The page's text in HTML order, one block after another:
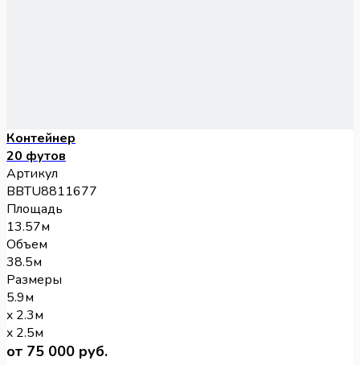
Контейнер
20 футов
Артикул
BBTU8811677
Площадь
13.57м
Объем
38.5м
Размеры
5.9м
x 2.3м
x 2.5м
от 75 000 руб.